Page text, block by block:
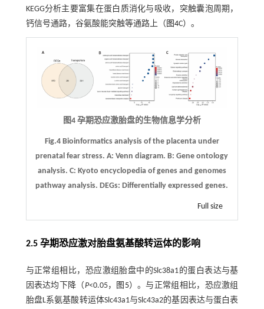
KEGG分析主要富集在蛋白质消化与吸收，突触囊泡周期，
钙信号通路，谷氨酸能突触等通路上（ 图4C）。
图4 孕期恐应激胎盘的生物信息学分析
Fig.4 Bioinformatics analysis of the placenta under
prenatal fear stress.A: Venn diagram. B: Gene ontology
analysis. C: Kyoto encyclopedia of genes and genomes
pathway analysis. DEGs: Differentially expressed genes.
Full size
2.5 孕期恐应激对胎盘氨基酸转运体的影响
与正常组相比，恐应激组胎盘中的Slc38a1的蛋白表达与基
因表达均下降（ P<0.05， 图5）。与正常组相比，恐应激组
胎盘L系氨基酸转运体Slc43a1与Slc43a2的基因表达与蛋白表